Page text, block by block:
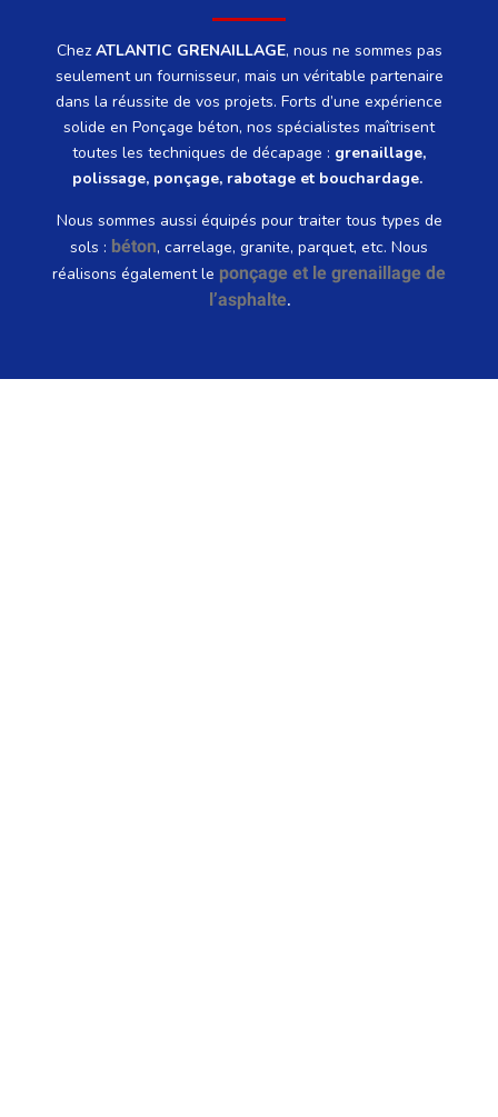
Chez ATLANTIC GRENAILLAGE, nous ne sommes pas
seulement un fournisseur, mais un véritable partenaire
dans la réussite de vos projets. Forts d’une expérience
solide en Ponçage béton, nos spécialistes maîtrisent
toutes les techniques de décapage : grenaillage,
polissage, ponçage, rabotage et bouchardage.
Nous sommes aussi équipés pour traiter tous types de
sols : béton, carrelage, granite, parquet, etc. Nous
réalisons également le ponçage et le grenaillage de
l’asphalte.